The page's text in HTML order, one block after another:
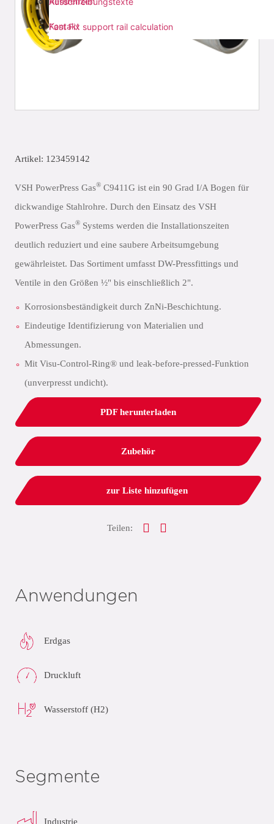
Fast Fix support rail calculation
Kontakt
Artikel: 123459142
VSH PowerPress Gas® C9411G ist ein 90 Grad I/A Bogen für
dickwandige Stahlrohre. Durch den Einsatz des VSH
PowerPress Gas® Systems werden die Installationszeiten
deutlich reduziert und eine saubere Arbeitsumgebung
gewährleistet. Das Sortiment umfasst DW-Pressfittings und
Ventile in den Größen ½" bis einschließlich 2".
Korrosionsbeständigkeit durch ZnNi-Beschichtung.
Eindeutige Identifizierung von Materialien und
Abmessungen.
Mit Visu-Control-Ring® und leak-before-pressed-Funktion
(unverpresst undicht).
PDF herunterladen
Zubehör
zur Liste hinzufügen
Teilen:
Anwendungen
Erdgas
Druckluft
Wasserstoff (H2)
Segmente
Industrie